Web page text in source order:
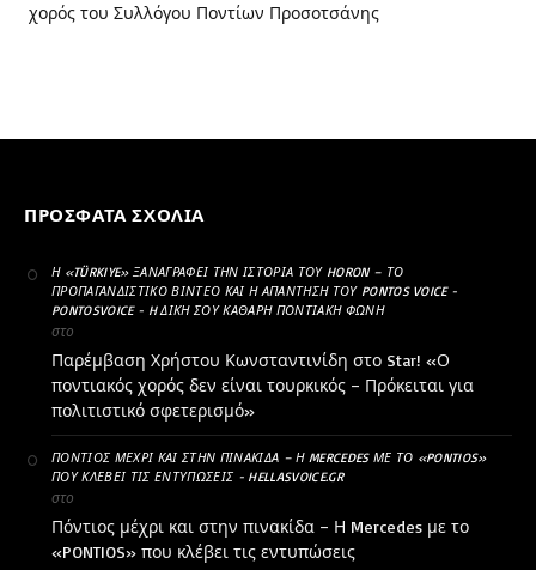
χορός του Συλλόγου Ποντίων Προσοτσάνης
ΠΡΌΣΦΑΤΑ ΣΧΌΛΙΑ
Η «TÜRKIYE» ΞΑΝΑΓΡΆΦΕΙ ΤΗΝ ΙΣΤΟΡΊΑ ΤΟΥ HORON – ΤΟ
ΠΡΟΠΑΓΑΝΔΙΣΤΙΚΌ ΒΊΝΤΕΟ ΚΑΙ Η ΑΠΆΝΤΗΣΗ ΤΟΥ PONTOS VOICE -
PONTOSVOICE - H ΔΙΚΉ ΣΟΥ ΚΑΘΑΡΗ ΠΟΝΤΙΑΚΉ ΦΩΝΉ
στο
Παρέμβαση Χρήστου Κωνσταντινίδη στο Star! «Ο
ποντιακός χορός δεν είναι τουρκικός – Πρόκειται για
πολιτιστικό σφετερισμό»
ΠΌΝΤΙΟΣ ΜΈΧΡΙ ΚΑΙ ΣΤΗΝ ΠΙΝΑΚΊΔΑ – Η MERCEDES ΜΕ ΤΟ «PONTIOS»
ΠΟΥ ΚΛΈΒΕΙ ΤΙΣ ΕΝΤΥΠΏΣΕΙΣ - HELLASVOICE.GR
στο
Πόντιος μέχρι και στην πινακίδα – Η Mercedes με το
«PONTIOS» που κλέβει τις εντυπώσεις